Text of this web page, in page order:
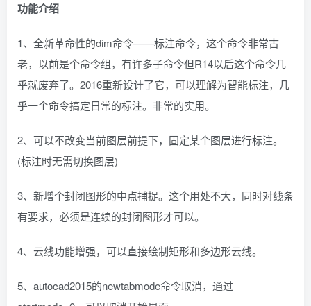
功能介绍
1、全新革命性的dim命令——标注命令，这个命令非常古
老，以前是个命令组，有许多子命令但R14以后这个命令几
乎就废弃了。2016重新设计了它，可以理解为智能标注，几
乎一个命令搞定日常的标注。非常的实用。
2、可以不改变当前图层前提下，固定某个图层进行标注。
(标注时无需切换图层)
3、新增个封闭图形的中点捕捉。这个用处不大，同时对线条
有要求，必须是连续的封闭图形才可以。
4、云线功能增强，可以直接绘制矩形和多边形云线。
5、autocad2015的newtabmode命令取消，通过